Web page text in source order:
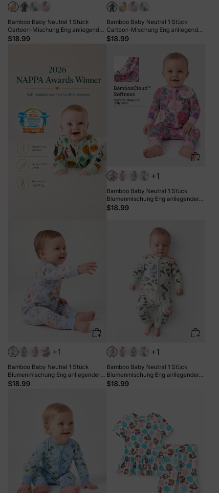
Bamboo Baby Neutral 1 Stück
Cartoon-Mischung Eng anliegender
Reißverschluss Fußloser
$18.99
Bamboo Baby Neutral 1 Stück
Cartoon-Mischung Eng anliegender
Reißverschluss Fußloser
$18.99
+1
Bamboo Baby Neutral 1 Stück
Blumenmischung Eng anliegender
Reißverschluss Fußloser
$18.99
+1
Bamboo Baby Neutral 1 Stück
Blumenmischung Eng anliegender
Reißverschluss Fußloser
$18.99
+1
Bamboo Baby Neutral 1 Stück
Blumenmischung Eng anliegender
Reißverschluss Fußloser
$18.99